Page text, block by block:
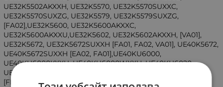
UE32K5502AKXXH, UE32K5570, UE32K5570SUXXC,
UE32K5570SUXZG, UE32K5579, UE32K5579SUXZG,
[FA02],UE32K5600, UE32K5600AKXXC,
UE32K5600AKXXU,UE32K5602, UE32K5602AKXXH, [VA01],
UE32K5672, UE32K5672SUXXH [FA01, FA02, VA01], UE40K5672,
UE40K5672SUXXH [EA02, FA01],UE40KU6000,
UE40KU6000KXXU, UE40KU6000WXXH, UE40KU6020,
UE40KU6020KXXC, [FA01],UE40KU6072, UE40KU6072UXXH,
[FE05],UE40KU6079UXZG, UE40KU6092, UE40KU6092UXXH